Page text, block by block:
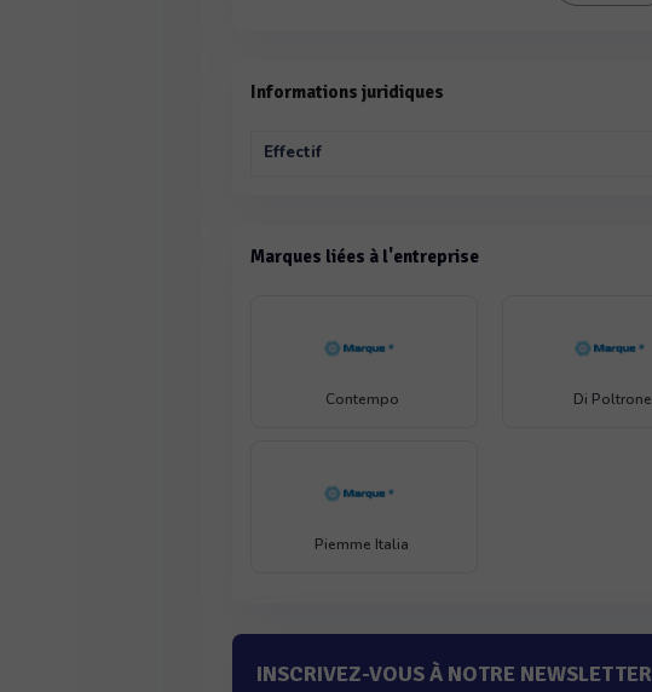
Informations juridiques
Effectif
Marques liées à l'entreprise
Contempo Di Poltrone
Piemme Italia
INSCRIVEZ-VOUS À NOTRE NEWSLETTER